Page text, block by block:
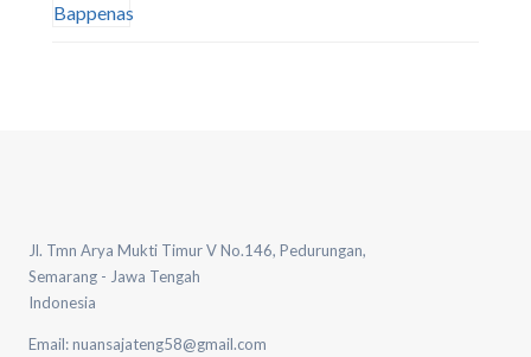
Jl. Tmn Arya Mukti Timur V No.146, Pedurungan,
Semarang - Jawa Tengah
Indonesia
Email: nuansajateng58@gmail.com